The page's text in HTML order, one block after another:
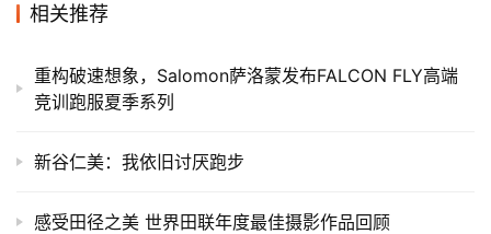
相关推荐
重构破速想象，Salomon萨洛蒙发布FALCON FLY高端
竞训跑服夏季系列
新谷仁美：我依旧讨厌跑步
感受田径之美 世界田联年度最佳摄影作品回顾